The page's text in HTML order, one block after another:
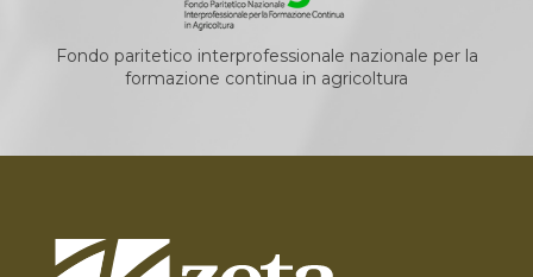
Fondo paritetico interprofessionale nazionale per la
formazione continua in agricoltura